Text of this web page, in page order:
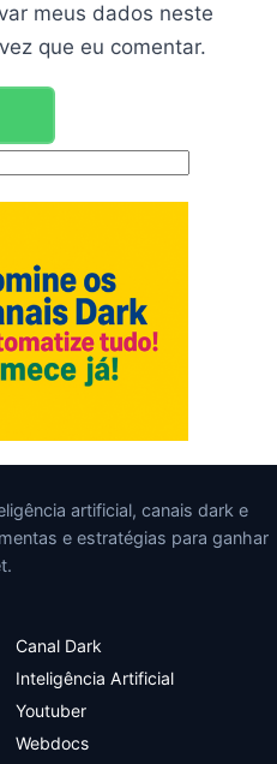
meus dados neste
que eu comentar.
artificial, canais dark e
e estratégias para ganhar
Canal Dark
Inteligência Artificial
Youtuber
Webdocs